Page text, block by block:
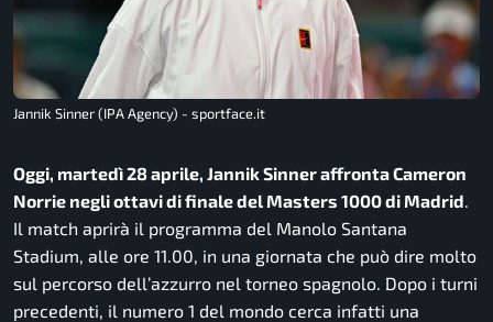
Jannik Sinner (IPA Agency) - sportface.it
Oggi, martedì 28 aprile, Jannik Sinner affronta Cameron
Norrie negli ottavi di finale del Masters 1000 di Madrid.
Il match aprirà il programma del Manolo Santana
Stadium, alle ore 11.00, in una giornata che può dire molto
sul percorso dell’azzurro nel torneo spagnolo. Dopo i turni
precedenti, il numero 1 del mondo cerca infatti una